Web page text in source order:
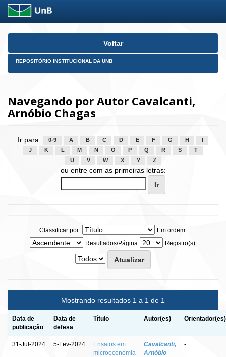
Skip
Voltar
REPOSITÓRIO INSTITUCIONAL DA UNB
Navegando por Autor Cavalcanti,
Arnóbio Chagas
Ir para: 0-9 A B C D E F G H
J
K L M N O P Q R S
T
U
V W X Y Z
ou entre com as primeiras letras:
Classificar por:
Em ordem:
Resultados/Página
Registro(s):
Mostrando resultados 1 a 1 de 1
Data de
publicação
Data de
defesa
Título Autor(es) Orientador(es)
31-Jul-2024 5-Fev-2024
Ensaios em
microeconomia
Cavalcanti,
Arnóbio
-